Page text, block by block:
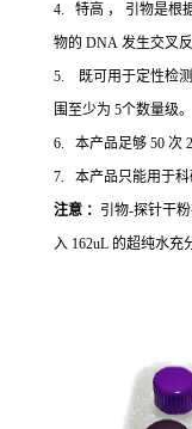
4. 特高 ， 引物是根
物的 DNA 发生交叉反
5. 既可用于定性检
围至少为 5个数量级。
6. 本产品足够 50 次
7. 本产品只能用于科
注意 ： 引物-探针干
入 162uL 的超纯水充